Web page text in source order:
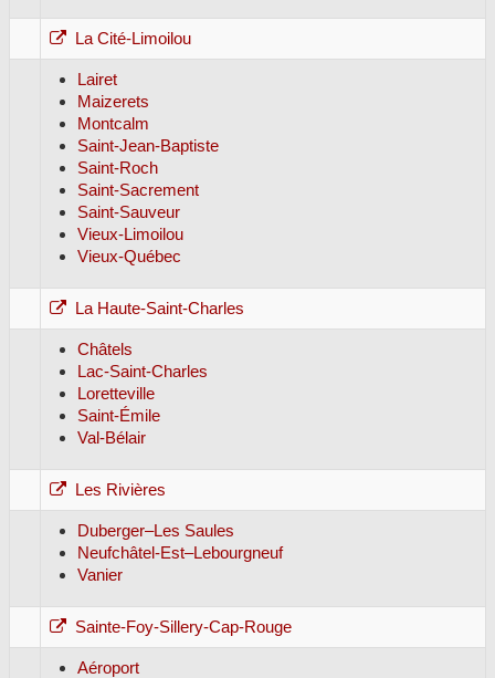
La Cité-Limoilou
Lairet
Maizerets
Montcalm
Saint-Jean-Baptiste
Saint-Roch
Saint-Sacrement
Saint-Sauveur
Vieux-Limoilou
Vieux-Québec
La Haute-Saint-Charles
Châtels
Lac-Saint-Charles
Loretteville
Saint-Émile
Val-Bélair
Les Rivières
Duberger–Les Saules
Neufchâtel-Est–Lebourgneuf
Vanier
Sainte-Foy-Sillery-Cap-Rouge
Aéroport